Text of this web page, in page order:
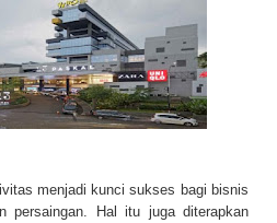
menjadi kunci sukses bagi bisnis
persaingan. Hal itu juga diterapkan